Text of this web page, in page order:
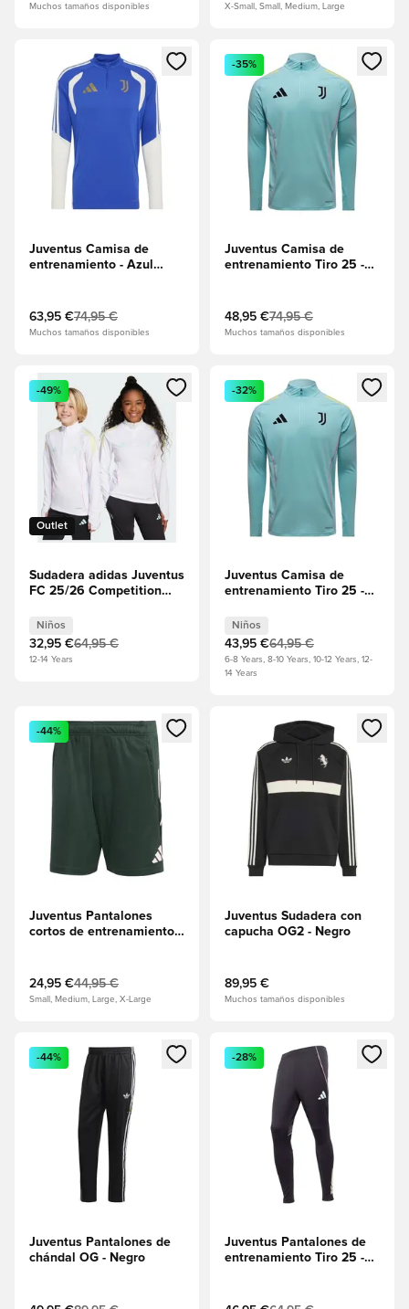
Muchos tamaños disponibles X-Small, Small, Medium, Large
Abre un modal para iniciar sesión o registrarse como
Juventus Camisa de
entrenamiento - Azul
63,95 €74,95 €
Muchos tamaños disponibles
Abre un modal para iniciar
-35%
Juventus Camisa de
entrenamiento Tiro 25 -
48,95 €74,95 €
Muchos tamaños disponibles
Abre un modal para iniciar sesión o registrarse como
Outlet
-49%
Sudadera adidas Juventus
FC 25/26 Competition
Niños
32,95 €64,95 €
12-14 Years
Abre un modal para iniciar
-32%
Juventus Camisa de
entrenamiento Tiro 25 -
Niños
43,95 €64,95 €
6-8 Years, 8-10 Years, 10-12 Years, 12-
14 Years
Abre un modal para iniciar sesión o registrarse como
-44%
Juventus Pantalones
cortos de entrenamiento
24,95 €44,95 €
Small, Medium, Large, X-Large
Abre un modal para iniciar
Juventus Sudadera con
capucha OG2 - Negro
89,95 €
Muchos tamaños disponibles
Abre un modal para iniciar sesión o registrarse como
-44%
Juventus Pantalones de
chándal OG - Negro
Abre un modal para iniciar
-28%
Juventus Pantalones de
entrenamiento Tiro 25 -